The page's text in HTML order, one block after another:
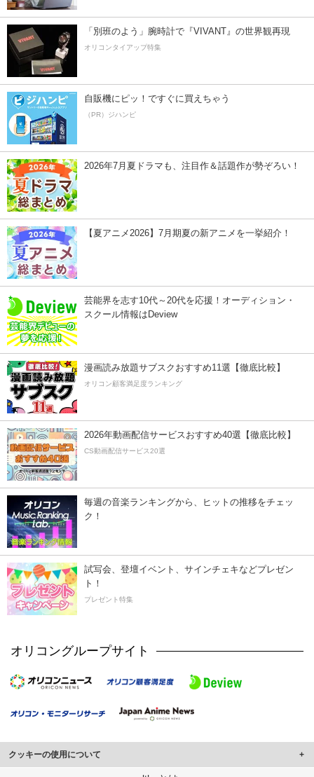
「別班のよう」腕時計で『VIVANT』の世界観再現
オリコンタイアップ特集
自販機にピッ！ですぐに買えちゃう
（PR）ジハンピ
2026年7月夏ドラマも、注目作＆話題作が勢ぞろい！
【夏アニメ2026】7月期夏の新アニメを一挙紹介！
芸能界を志す10代～20代を応援！オーディション・
スクール情報はDeview
漫画読み放題サブスクおすすめ11選【徹底比較】
オリコン顧客満足度ランキング
2026年動画配信サービスおすすめ40選【徹底比較】
CS動画配信サービス20選
毎週の音楽ランキングから、ヒットの推移をチェッ
ク！
試写会、登壇イベント、サインチェキなどプレゼン
ト！
プレゼント特集
オリコングループサイト
クッキーの使用について